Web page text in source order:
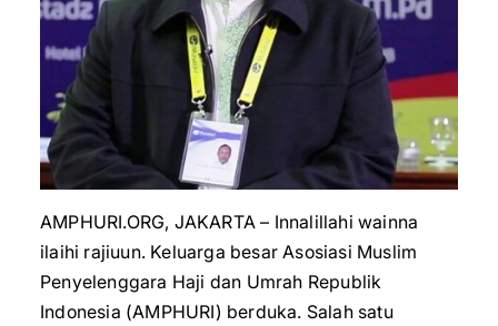
AMPHURI.ORG, JAKARTA – Innalillahi wainna
ilaihi rajiuun. Keluarga besar Asosiasi Muslim
Penyelenggara Haji dan Umrah Republik
Indonesia (AMPHURI) berduka. Salah satu